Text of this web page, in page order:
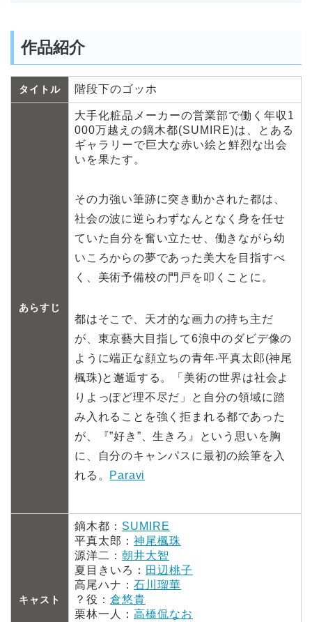
作品紹介
タイトル 階段下のゴッホ
あらすじ
大手化粧品メーカーの営業部で働く年収1
000万越えの鏑木都(SUMIRE)は、とある
ギャラリーで巨大な赤い絵と鮮烈な出会
いを果たす。
その力強い筆跡に突き動かされた都は、
社会の波に逆らわずなんとなく身を任せ
ていた自分を奮い立たせ、働きながら幼
いころからの夢であった美大を目指すべ
く、美術予備校の門戸を叩くことに。
都はそこで、天才的な画力の持ち主だ
が、東京藝大目指して6浪中のダビデ像の
ように端正な顔立ちの青年‧平真太郎(神尾
楓珠)と邂逅する。「美術の世界は社会よ
りよっぽど理不尽だ」と自分の領域に踏
み入れることを強く拒まれる都であった
が、『”好き”、生きろ』という思いを胸
に、自分のキャンパスに最初の絵筆を入
れる。 Paravi
キャスト
鏑木都： SUMIRE
平真太郎： 神尾楓珠
源洋二： 朝井大智
夏目きいろ： 田辺桃子
高尾ハナ： 石川瑠華
？役： 倉悠貴
栗林一人： 高橋侃なお